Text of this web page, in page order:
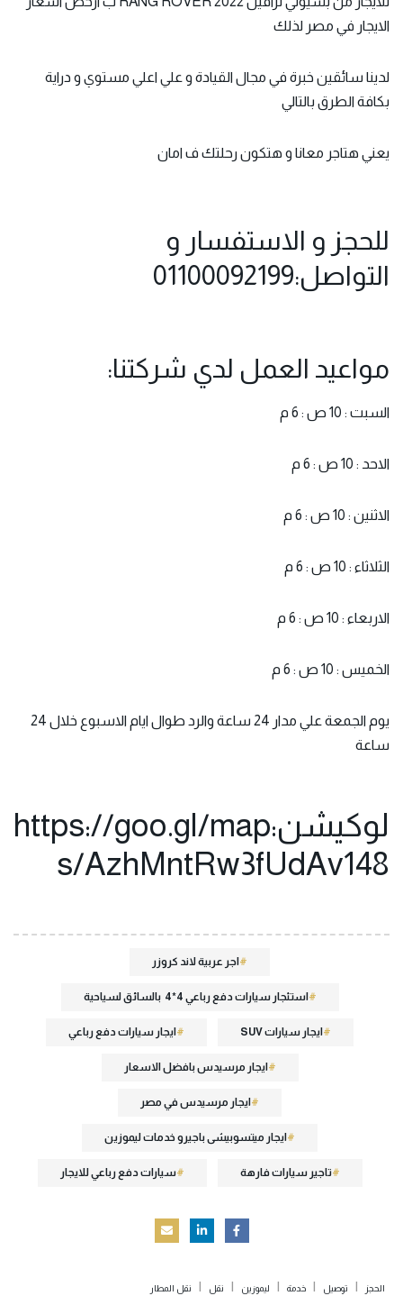
الايجار في مصر لذلك
لدينا سائقين خبرة في مجال القيادة و علي اعلي مستوي و دراية
بكافة الطرق بالتالي
يعني هتاجر معانا و هتكون رحلتك ف امان
للحجز و الاستفسار و
التواصل:01100092199
مواعيد العمل لدي شركتنا:
السبت : 10 ص : 6 م
الاحد : 10 ص : 6 م
الاثنين : 10 ص : 6 م
الثلاثاء : 10 ص : 6 م
الاربعاء : 10 ص : 6 م
الخميس : 10 ص : 6 م
يوم الجمعة علي مدار 24 ساعة والرد طوال ايام الاسبوع خلال 24
ساعة
لوكيشن:https://goo.gl/map
s/AzhMntRw3fUdAv148
اجر عربية لاند كروزر
استئجار سيارات دفع رباعي 4*4 بالسائق لسياحية
ايجار سيارات SUV ايجار سيارات دفع رباعي
ايجار مرسيدس بافضل الاسعار
ايجار مرسيدس في مصر
ايجار ميتسوبيشى باجيرو خدمات ليموزين
تاجير سيارات فارهة سيارات دفع رباعي للايجار
الحجز | توصيل | خدمة | ليموزين | نقل | نقل المطار